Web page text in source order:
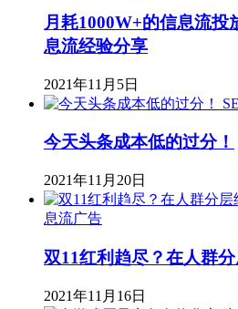
月耗1000W+的信息流投
息流经验分享
2021年11月5日
今天头条成本低的过分！
2021年11月20日
息流广告
双11红利趋尽？在人群
2021年11月16日